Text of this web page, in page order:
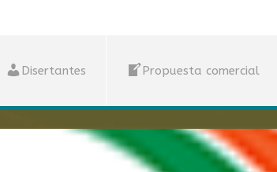
Disertantes Propuesta comercial